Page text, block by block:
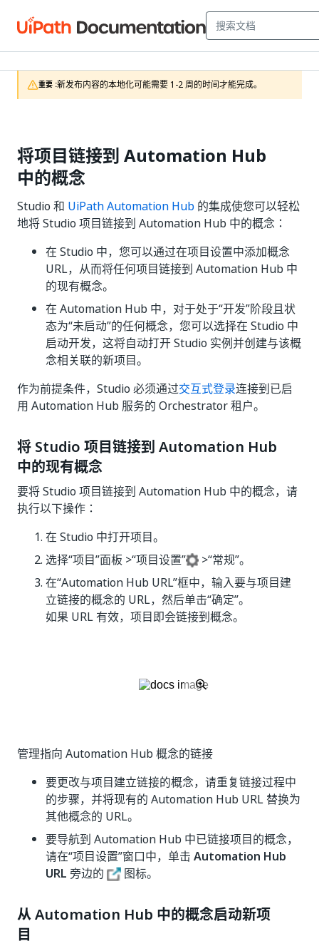
重要 :新发布内容的本地化可能需要 1-2 周的时间才能完成。
将项目链接到 Automation Hub
中的概念
Studio 和 UiPath Automation Hub 的集成使您可以轻松
地将 Studio 项目链接到 Automation Hub 中的概念：
在 Studio 中，您可以通过在项目设置中添加概念
URL，从而将任何项目链接到 Automation Hub 中
的现有概念。
在 Automation Hub 中，对于处于“开发”阶段且状
态为“未启动”的任何概念，您可以选择在 Studio 中
启动开发，这将自动打开 Studio 实例并创建与该概
念相关联的新项目。
作为前提条件，Studio 必须通过交互式登录连接到已启
用 Automation Hub 服务的 Orchestrator 租户。
将 Studio 项目链接到 Automation Hub
中的现有概念
要将 Studio 项目链接到 Automation Hub 中的概念，请
执行以下操作：
在 Studio 中打开项目。
选择“项目”面板 >“项目设置” >“常规”。
在“Automation Hub URL”框中，输入要与项目建
立链接的概念的 URL，然后单击“确定”。
如果 URL 有效，项目即会链接到概念。
管理指向 Automation Hub 概念的链接
要更改与项目建立链接的概念，请重复链接过程中
的步骤，并将现有的 Automation Hub URL 替换为
其他概念的 URL。
要导航到 Automation Hub 中已链接项目的概念，
请在“项目设置”窗口中，单击 Automation Hub
URL 旁边的 图标。
从 Automation Hub 中的概念启动新项
目